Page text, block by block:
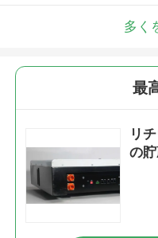
多く
最
リ
の